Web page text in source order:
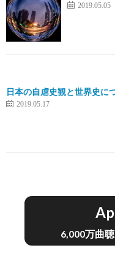
2019.05.05
日本の自虐史観と世界史に
2019.05.17
6,000万曲